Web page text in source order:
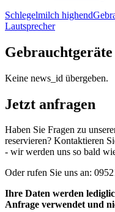
Schlegelmilch highend
Lautsprecher
Gebrauchtgeräte
Keine news_id übergeben.
Jetzt anfragen
Haben Sie Fragen zu
reservieren? Kontaktieren
- wir werden uns so bald
Oder rufen Sie uns an:
Ihre Daten werden
Anfrage verwendet und